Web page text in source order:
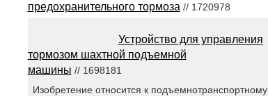
предохранительного тормоза// 1720978
Устройство для управления
тормозом шахтной подъемной
машины // 1698181
Изобретение относится к подъемнотранспортному